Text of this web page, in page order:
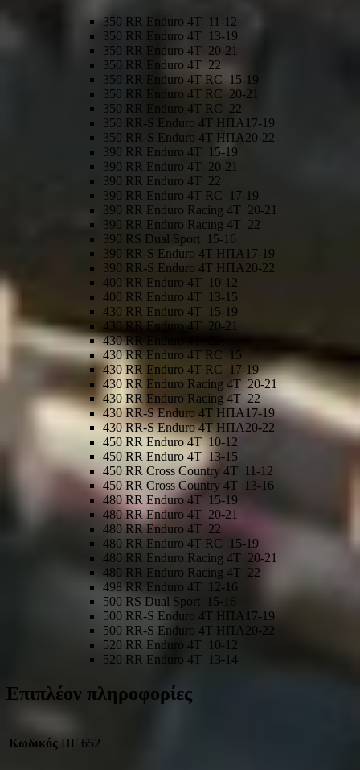
350 RR Enduro 4T
11-12
350 RR Enduro 4T 13-19
350 RR Enduro 4T 20-21
350 RR Enduro 4T 22
350 RR Enduro 4T RC
15-19
350 RR Enduro 4T RC 20-21
350 RR Enduro 4T RC 22
350 RR-S Enduro 4T ΗΠΑ 17-19
350 RR-S Enduro 4T ΗΠΑ20-22
390 RR Enduro 4T
15-19
390 RR Enduro 4T 20-21
390 RR Enduro 4T 22
390 RR Enduro 4T RC
17-19
390 RR Enduro Racing 4T 20-21
390 RR Enduro Racing 4T 22
390 RS Dual Sport
15-16
390 RR-S Enduro 4T ΗΠΑ 17-19
390 RR-S Enduro 4T ΗΠΑ20-22
400 RR Enduro 4T
10-12
400 RR Enduro 4T
13-15
430 RR Enduro 4T 15-19
430 RR Enduro 4T 20-21
430 RR Enduro 4T
430 RR Enduro 4T RC 15
430 RR Enduro 4T RC
17-19
430 RR Enduro Racing 4T 20-21
430 RR Enduro Racing 4T 22
430 RR-S Enduro 4T ΗΠΑ17-19
430 RR-S Enduro 4T ΗΠΑ20-22
450 RR Enduro 4T 10-12
450 RR Enduro 4T 13-15
450 RR Cross Country 4T 11-12
450 RR Cross Country 4T 13-16
480 RR Enduro 4T 15-19
480 RR Enduro 4T 20-21
480 RR Enduro 4T 22
480 RR Enduro 4T RC
15-19
480 RR Enduro Racing 4T 20-21
480 RR Enduro Racing 4T 22
498 RR Enduro 4T
12-16
500 RS Dual Sport
15-16
500 RR-S Enduro 4T ΗΠΑ 17-19
500 RR-S Enduro 4T ΗΠΑ 20-22
520 RR Enduro 4T
10-12
520 RR Enduro 4T
13-14
Επιπλέον πληροφορίες
Κωδικός HF 652